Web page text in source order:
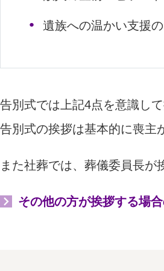
遺族への温かい支援
告別式では上記4点を意識し
告別式の挨拶は基本的に喪主
また社葬では、葬儀委員長が
その他の方が挨拶する場